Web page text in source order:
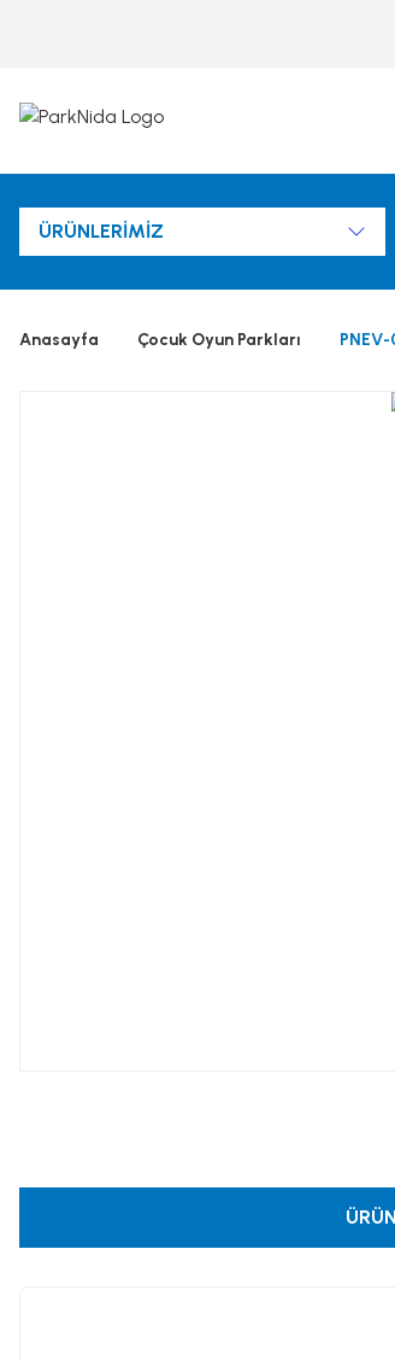
ÜRÜNLERİMİZ
Anasayfa Çocuk Oyun Parkları